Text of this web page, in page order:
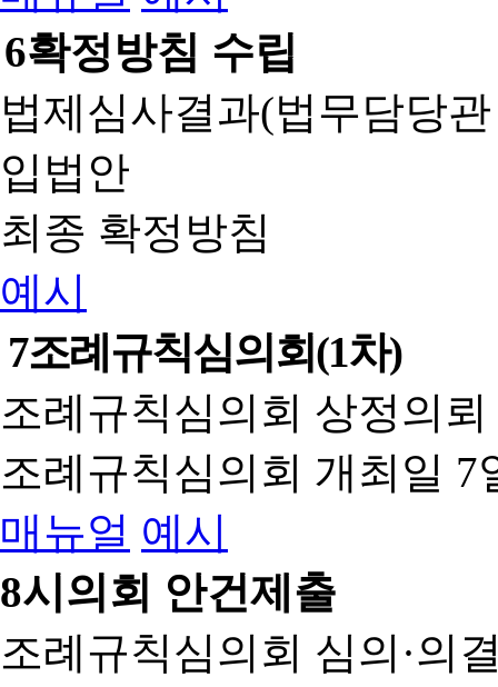
6확정방침 수립
법제심사결과(법무담당
입법안
최종 확정방침
예시
7조례규칙심의회(1차)
조례규칙심의회 상정의
조례규칙심의회 개최일 7
매뉴얼 예시
8시의회 안건제출
조례규칙심의회 심의·의